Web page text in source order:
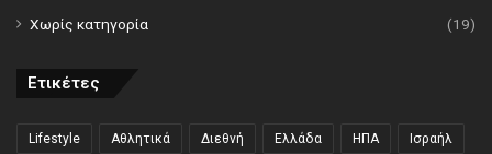
Χωρίς κατηγορία
(19)
Ετικέτες
Lifestyle Αθλητικά Διεθνή Ελλάδα ΗΠΑ Ισραήλ